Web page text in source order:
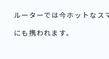
ルーターでは今ホットなス
にも携われます。